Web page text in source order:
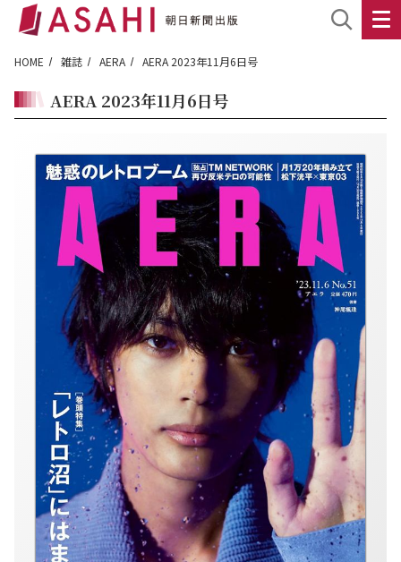
HOME 雑誌 AERA AERA 2023年11月6日号
AERA 2023年11月6日号